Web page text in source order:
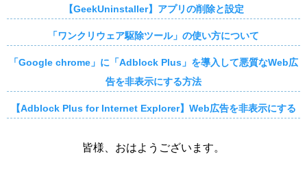
【GeekUninstaller】アプリの削除と設定
「ワンクリウェア駆除ツール」の使い方について
「Google chrome」に「Adblock Plus」を導入して悪質なWeb広
告を非表示にする方法
【Adblock Plus for Internet Explorer】Web広告を非表示にする
皆様、おはようございます。